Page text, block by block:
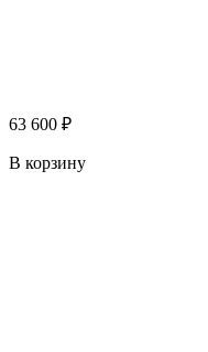
63 600 ₽
В корзину